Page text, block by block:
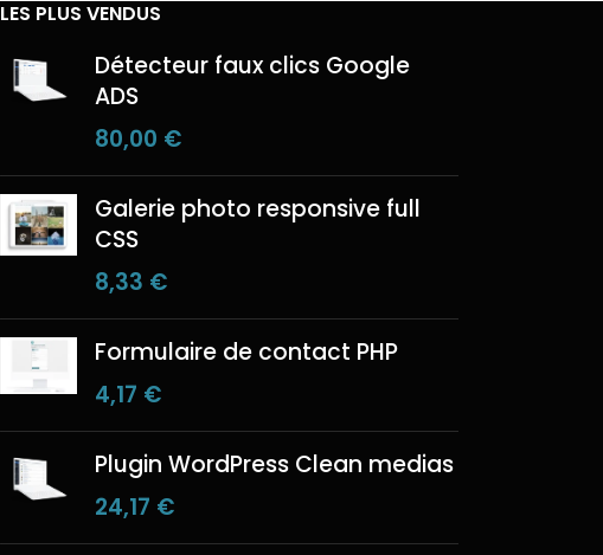
LES PLUS VENDUS
Détecteur faux clics Google
ADS
80,00 €
Galerie photo responsive full
CSS
8,33 €
Formulaire de contact PHP
4,17 €
Plugin WordPress Clean medias
24,17 €